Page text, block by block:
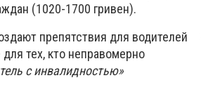
(1020-1700 гривен).
препятствия для водителей
тех, кто неправомерно
с инвалидностью»